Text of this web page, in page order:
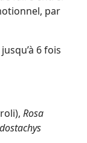
par
6 fois
Rosa